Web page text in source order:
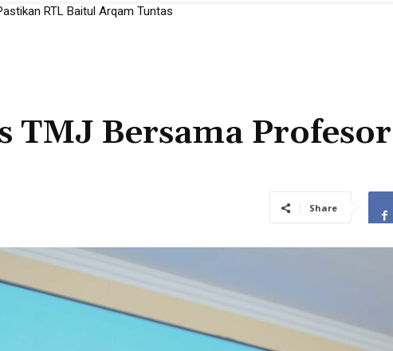
RTL Baitul Arqam Tuntas
Ekonomi Sirkular Lewat Inovasi Sampah Desa
TMJ Bersama Profesor
Share